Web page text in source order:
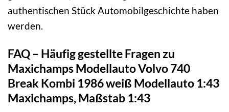
authentischen Stück Automobilgeschichte haben
werden.
FAQ – Häufig gestellte Fragen zu
Maxichamps Modellauto Volvo 740
Break Kombi 1986 weiß Modellauto 1:43
Maxichamps, Maßstab 1:43